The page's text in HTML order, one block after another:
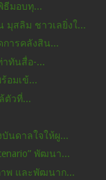
ธีมอบทุ...
สลิม ชาวเลยิ่งใ...
การคลังสิน...
าทันสื่อ-...
อมเข้...
ตัวที่...
นดาลใจให้ผู...
พัฒนา...
าพ และพัฒนาก...